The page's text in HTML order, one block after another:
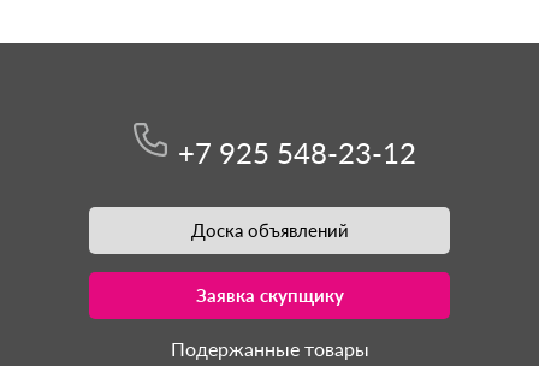
+7 925 548-23-12
Доска объявлений
Заявка скупщику
Подержанные товары